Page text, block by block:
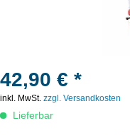
42,90 € *
inkl. MwSt. zzgl. Versandkosten
Lieferbar